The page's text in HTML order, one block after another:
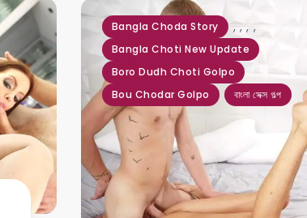
Bangla Choda Story ,
Bangla Choti New Update
,
Boro Dudh Choti Golpo
,
Bou Chodar Golpo
,
বাংলা সেক্স গল্প